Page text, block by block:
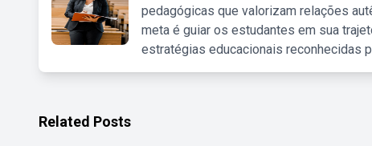
pedagógicas que valorizam relações
meta é guiar os estudantes em sua
estratégias educacionais reconhecidas
Related Posts